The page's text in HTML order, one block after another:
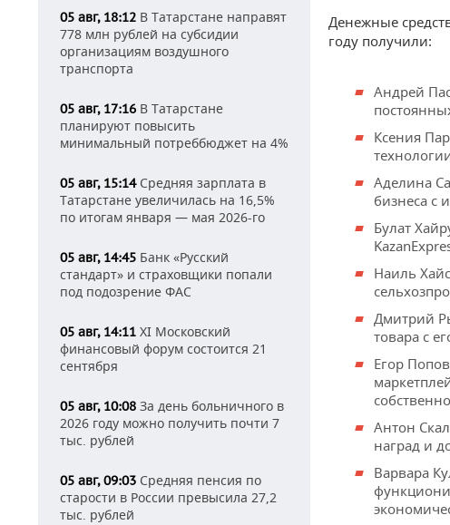
05 авг, 18:12 В Татарстане направят
778 млн рублей на субсидии
организациям воздушного
транспорта
05 авг, 17:16 В Татарстане
планируют повысить
минимальный потреббюджет на 4%
05 авг, 15:14Средняя зарплата в
Татарстане увеличилась на 16,5%
по итогам января — мая 2026-го
05 авг, 14:45 Банк «Русский
стандарт» и страховщики попали
под подозрение ФАС
05 авг, 14:11 XI Московский
финансовый форум состоится 21
сентября
05 авг, 10:08 За день больничного в
2026 году можно получить почти 7
тыс. рублей
05 авг, 09:03 Средняя пенсия по
старости в России превысила 27,2
тыс. рублей
Денежные
году получили:
Андрей
Ксения
Аделина
бизнеса с
Булат
Наиль
Дмитрий
товара с
Егор
Антон
наград и
Варвара